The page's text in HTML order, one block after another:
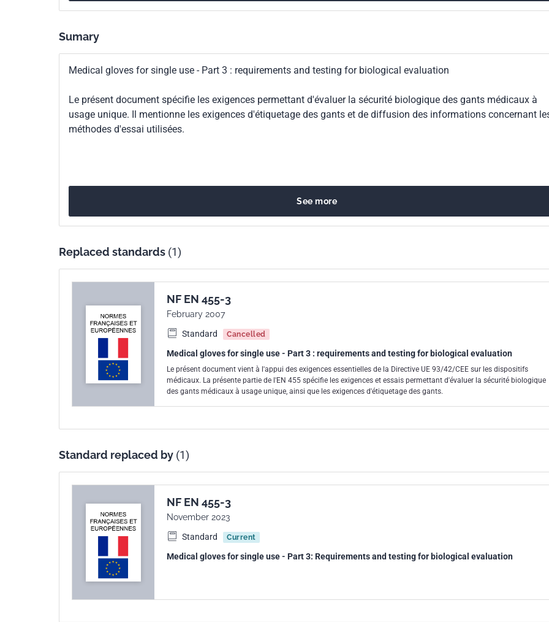
index
Sumary
Medical gloves for single use - Part 3 : requirements and testing for biological evaluation
Le présent document spécifie les exigences permettant d'évaluer la sécurité biologique des gants médicaux à
usage unique. Il mentionne les exigences d'étiquetage des gants et de diffusion des informations concernant
méthodes d'essai utilisées.
See more
Replaced standards (1)
NF EN 455-3
February 2007
Standard
Cancelled
Medical gloves for single use - Part 3 : requirements and testing for biological evaluation
Le présent document vient à l'appui des exigences essentielles de la Directive UE 93/42/CEE sur les dispositifs
médicaux. La présente partie de l'EN 455 spécifie les exigences et essais permettant d'évaluer la sécurité biologique
des gants médicaux à usage unique, ainsi que les exigences d'étiquetage des gants.
Standard replaced by (1)
NF EN 455-3
November 2023
Standard
Current
Medical gloves for single use - Part 3: Requirements and testing for biological evaluation